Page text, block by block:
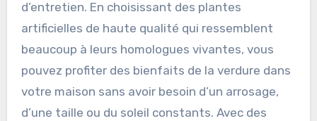
d’entretien. En choisissant des plantes
artificielles de haute qualité qui ressemblent
beaucoup à leurs homologues vivantes, vous
pouvez profiter des bienfaits de la verdure dans
votre maison sans avoir besoin d’un arrosage,
d’une taille ou du soleil constants. Avec des